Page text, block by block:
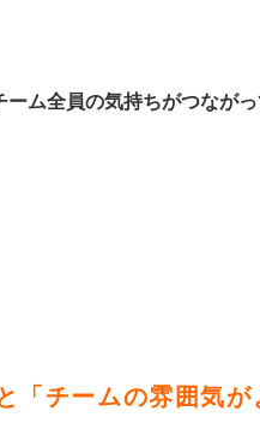
ム全員の気持ちがつなが
「チームの雰囲気が